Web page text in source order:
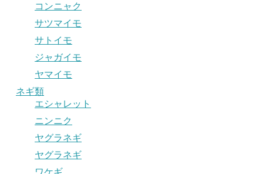
コンニャク
サツマイモ
サトイモ
ジャガイモ
ヤマイモ
ネギ類
エシャレット
ニンニク
ヤグラネギ
ヤグラネギ
ワケギ